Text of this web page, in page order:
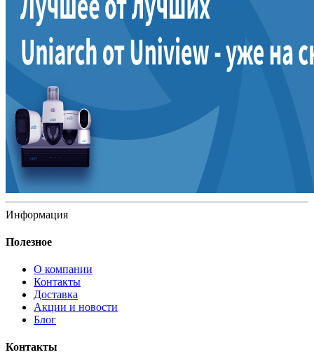
Информация
Полезное
О компании
Контакты
Доставка
Акции и новости
Блог
Контакты